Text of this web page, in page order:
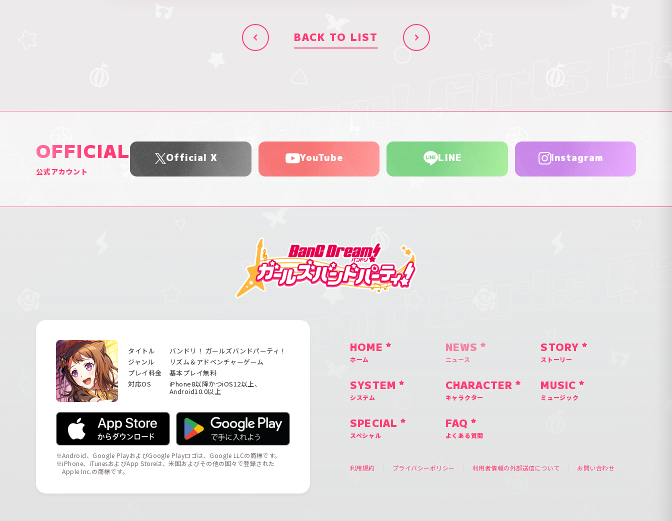
BACK TO LIST
OFFICIAL
公式アカウント
Official X YouTube LINE Instagram
HOME
ホーム
NEWS
ニュース
STORY
ストーリー
SYSTEM
システム
CHARACTER
キャラクター
MUSIC
ミュージック
SPECIAL
スペシャル
FAQ
よくある質問
タイトル
バンドリ！ ガールズバンドパーティ！
ジャンル
リズム＆アドベンチャーゲーム
プレイ料金
基本プレイ無料
対応OS
iPhone8以降かつiOS12以上、
Android10.0以上
※Android、Google PlayおよびGoogle Playロゴは、Google LLCの商標です。
※iPhone、iTunesおよびApp Storeは、米国およびその他の国々で登録された
Apple Inc.の商標です。
利用規約 プライバシーポリシー 利用者情報の外部送信について お問い合わせ